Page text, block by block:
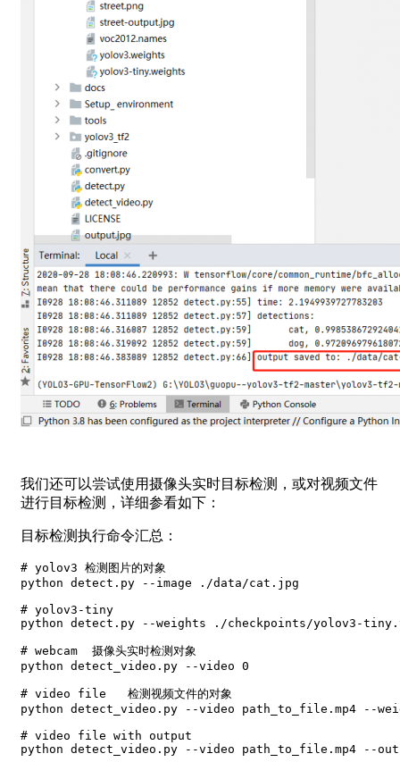
我们还可以尝试使用摄像头实时目标检测，或对视频文件
进行目标检测，详细参看如下：
目标检测执行命令汇总：
# yolov3 检测图片的对象
python detect.py --image ./data/cat.jpg
# yolov3-tiny
python detect.py --weights ./checkpoints/yolov3-
# webcam  摄像头实时检测对象
python detect_video.py --video 0
# video file   检测视频文件的对象
python detect_video.py --video path_to_file.mp4 --
# video file with output
python detect_video.py --video path_to_file.mp4 --